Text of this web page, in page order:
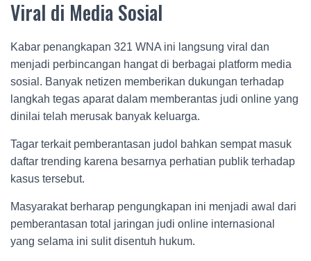
Viral di Media Sosial
Kabar penangkapan 321 WNA ini langsung viral dan
menjadi perbincangan hangat di berbagai platform media
sosial. Banyak netizen memberikan dukungan terhadap
langkah tegas aparat dalam memberantas judi online yang
dinilai telah merusak banyak keluarga.
Tagar terkait pemberantasan judol bahkan sempat masuk
daftar trending karena besarnya perhatian publik terhadap
kasus tersebut.
Masyarakat berharap pengungkapan ini menjadi awal dari
pemberantasan total jaringan judi online internasional
yang selama ini sulit disentuh hukum.